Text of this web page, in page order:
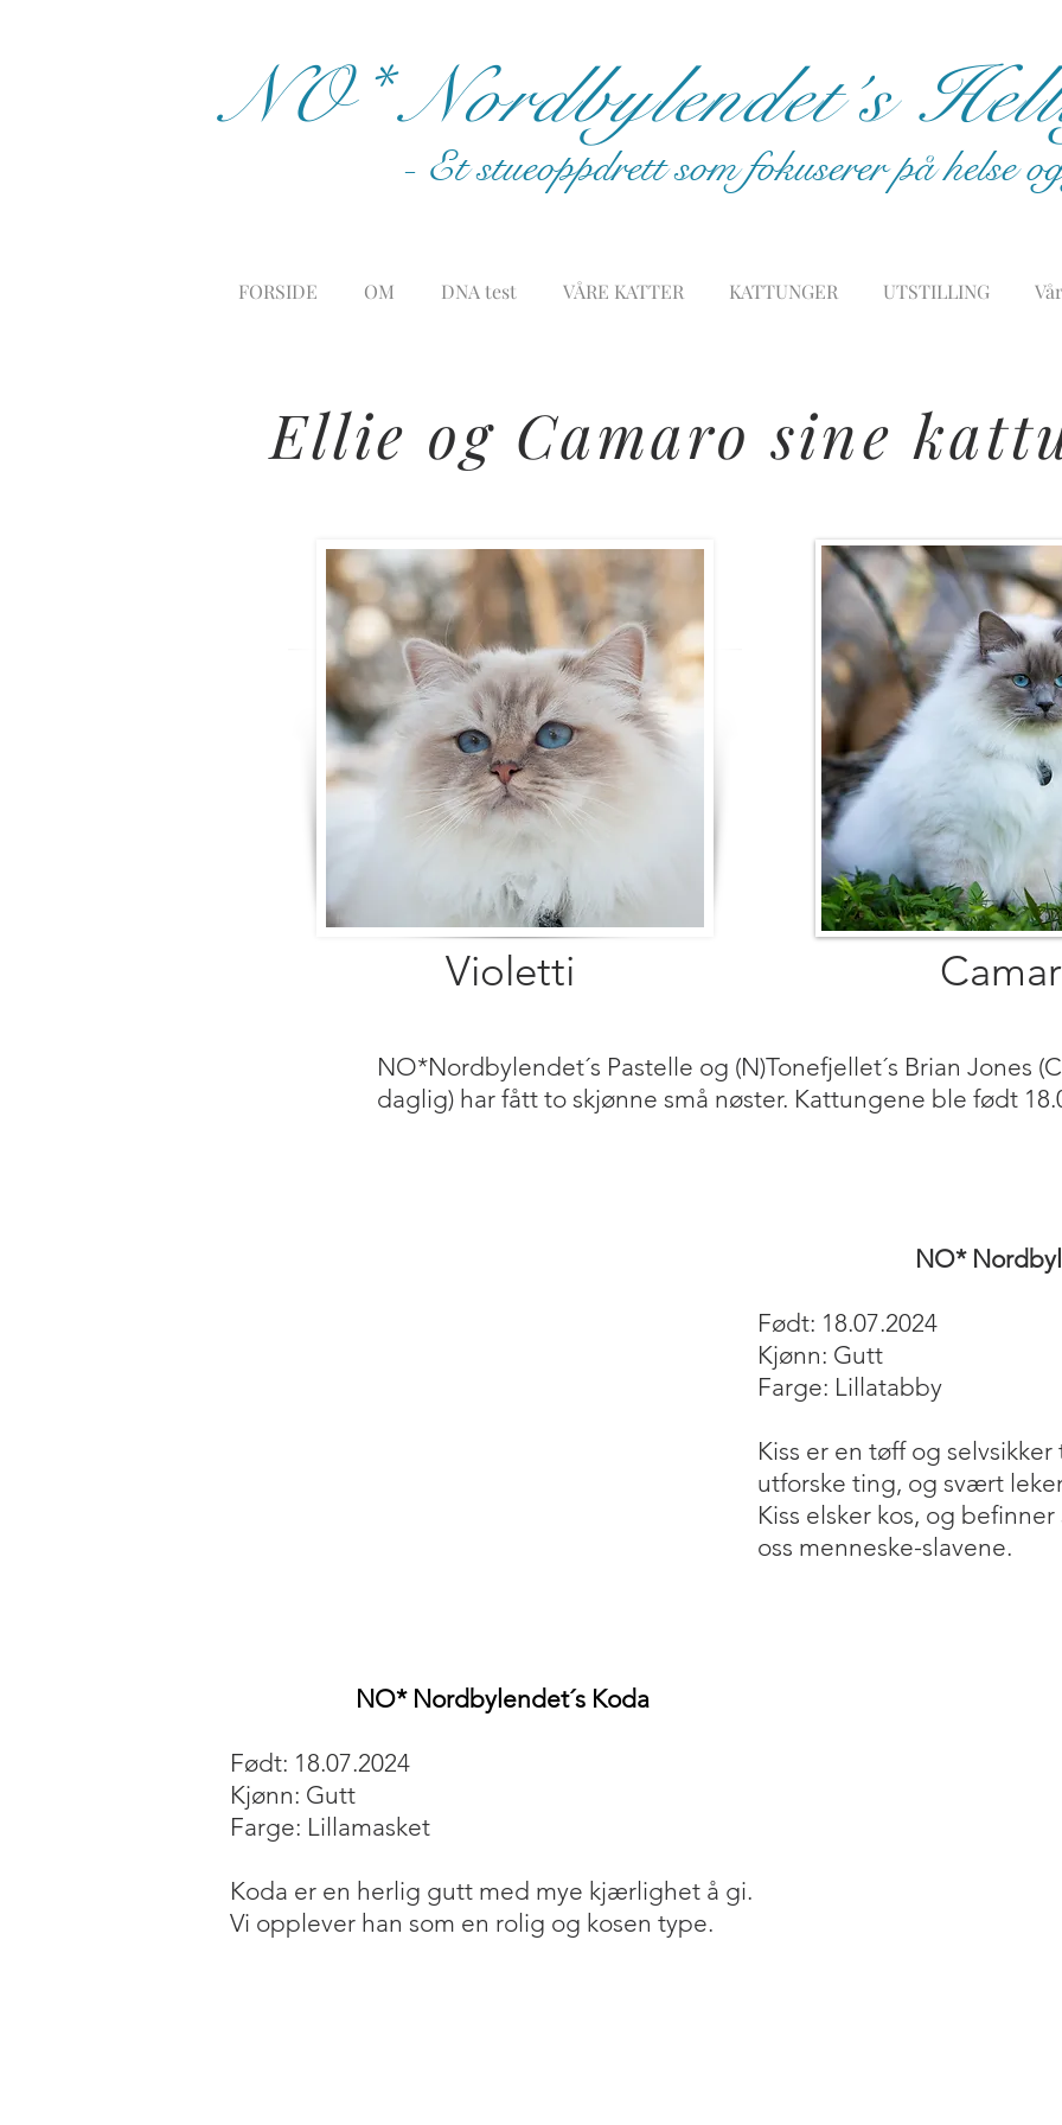
NO* Nordbylendet´s
- Et stueoppdrett som fokuserer på helse
FORSIDE OM DNA test VÅRE KATTER KATTUNGER UTSTILLING
Ellie og Camaro sine
Violetti
NO*Nordbylendet´s Pastelle og (N)Tonefjellet´s Brian Jones
daglig) har fått to skjønne små nøster. Kattungene ble født
NO*
Født: 18.07.2024
Kjønn: Gutt
Farge: Lillatabby
Kiss er en tøff og
utforske ting, og svært
Kiss elsker kos, og
oss menneske-slavene.
NO* Nordbylendet´s Koda
Født: 18.07.2024
Kjønn: Gutt
Farge: Lillamasket
Koda er en herlig gutt med mye kjærlighet å gi.
Vi opplever han som en rolig og kosen type.